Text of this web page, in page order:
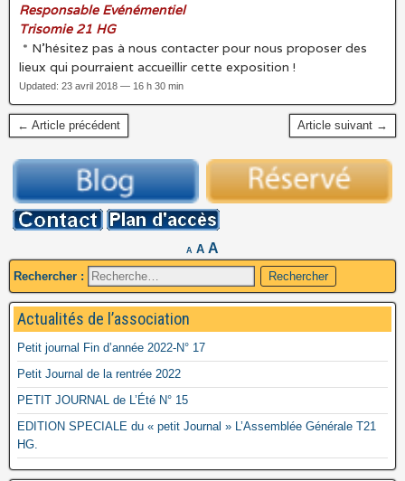
Responsable Evénémentiel
Trisomie 21 HG
* N’hésitez pas à nous contacter pour nous proposer des
lieux qui pourraient accueillir cette exposition !
Updated: 23 avril 2018 — 16 h 30 min
← Article précédent Article suivant →
A A A
Rechercher :
Actualités de l’association
Petit journal Fin d’année 2022-N° 17
Petit Journal de la rentrée 2022
PETIT JOURNAL de L’Été N° 15
EDITION SPECIALE du « petit Journal » L’Assemblée Générale T21
HG.